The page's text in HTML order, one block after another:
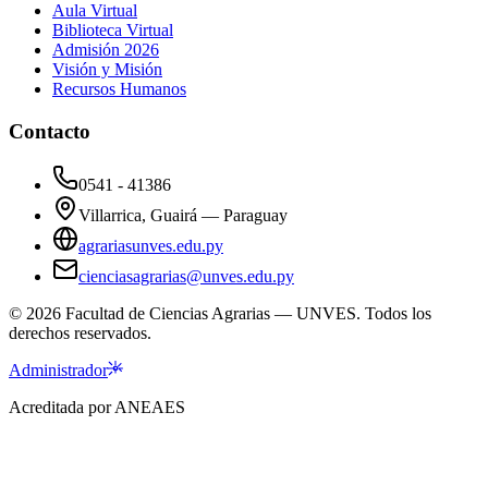
Aula Virtual
Biblioteca Virtual
Admisión 2026
Visión y Misión
Recursos Humanos
Contacto
0541 - 41386
Villarrica, Guairá — Paraguay
agrariasunves.edu.py
cienciasagrarias@unves.edu.py
© 2026 Facultad de Ciencias Agrarias — UNVES. Todos los
derechos reservados.
Administrador
Acreditada por ANEAES